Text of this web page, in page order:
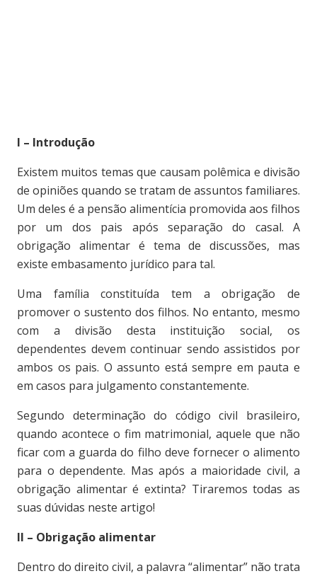
I – Introdução
Existem muitos temas que causam polêmica e divisão
de opiniões quando se tratam de assuntos familiares.
Um deles é a pensão alimentícia promovida aos filhos
por um dos pais após separação do casal. A
obrigação alimentar é tema de discussões, mas
existe embasamento jurídico para tal.
Uma família constituída tem a obrigação de
promover o sustento dos filhos. No entanto, mesmo
com a divisão desta instituição social, os
dependentes devem continuar sendo assistidos por
ambos os pais. O assunto está sempre em pauta e
em casos para julgamento constantemente.
Segundo determinação do código civil brasileiro,
quando acontece o fim matrimonial, aquele que não
ficar com a guarda do filho deve fornecer o alimento
para o dependente. Mas após a maioridade civil, a
obrigação alimentar é extinta? Tiraremos todas as
suas dúvidas neste artigo!
II – Obrigação alimentar
Dentro do direito civil, a palavra “alimentar” não trata